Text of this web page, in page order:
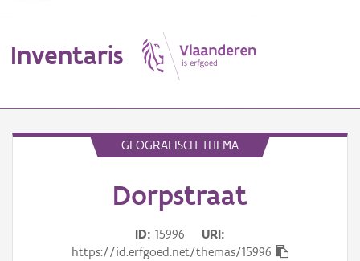
Inventaris
GEOGRAFISCH THEMA
Dorpstraat
ID 15996
URI
https://id.erfgoed.net/themas/15996